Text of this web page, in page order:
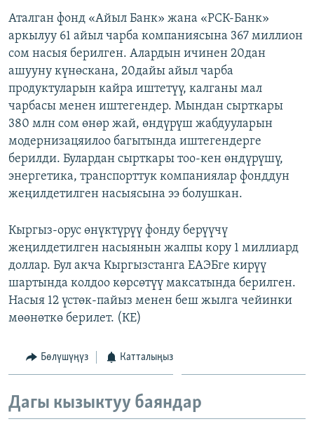
ЭЕ/АРнун бардык сайттары
Аталган фонд «Айыл Банк» жана «РСК-Банк»
аркылуу 61 айыл чарба компаниясына 367 миллион
сом насыя берилген. Алардын ичинен 20дан
ашууну күнөскана, 20дайы айыл чарба
продуктуларын кайра иштетүү, калганы мал
чарбасы менен иштегендер. Мындан сырткары
380 млн сом өнөр жай, өндүрүш жабдууларын
модернизацяилоо багытында иштегендерге
берилди. Булардан сырткары тоо-кен өндүрүшү,
энергетика, транспорттук компаниялар фонддун
жеңилдетилген насыясына ээ болушкан.
Кыргыз-орус өнүктүрүү фонду берүүчү
жеңилдетилген насыянын жалпы кору 1 миллиард
доллар. Бул акча Кыргызстанга ЕАЭБге кирүү
шартында колдоо көрсөтүү максатында берилген.
Насыя 12 үстөк-пайыз менен беш жылга чейинки
мөөнөткө берилет. (КЕ)
Бөлүшүңүз Катталыңыз
Дагы кызыктуу баяндар